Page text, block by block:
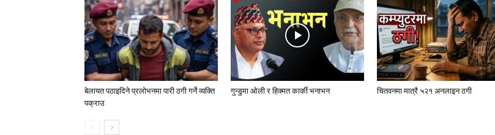
बेलायत पठाइदिने प्रलाेभनमा पारी ठगी गर्ने व्यक्ति
पक्राउ
गुन्डुमा ओली र हिक्मत कार्की भनाभन चितवनमा मात्रै ५२१ अनलाइन ठगी